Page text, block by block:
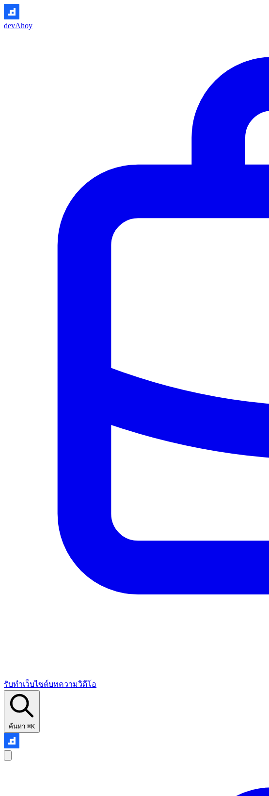
devAhoy
รับทำเว็บไซต์บทความวิดีโอ
ค้นหา ⌘K